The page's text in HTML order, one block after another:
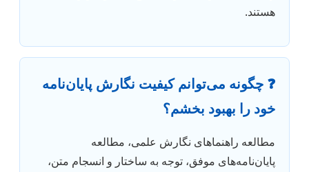
هستند.
❓ چگونه می‌توانم کیفیت نگارش پایان‌نامه
خود را بهبود بخشم؟
مطالعه راهنماهای نگارش علمی، مطالعه
پایان‌نامه‌های موفق، توجه به ساختار و انسجام متن،